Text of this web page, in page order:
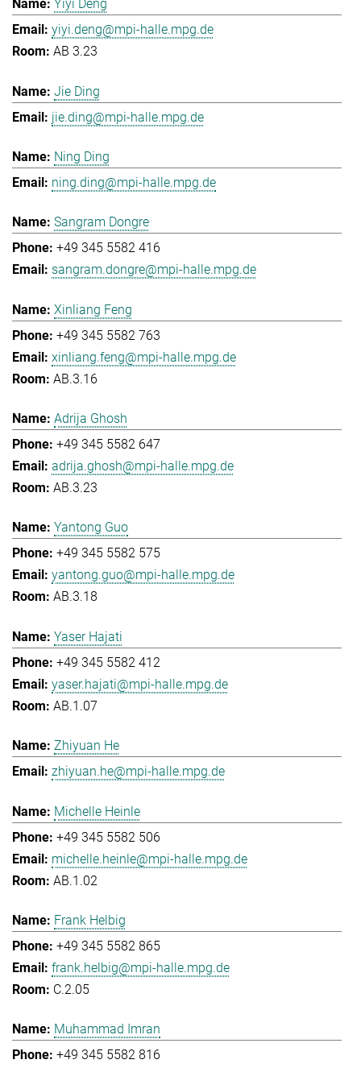
Yiyi Deng
yiyi.deng@mpi-halle.mpg.de
AB 3.23
Jie Ding
jie.ding@mpi-halle.mpg.de
Ning Ding
ning.ding@mpi-halle.mpg.de
Sangram Dongre
+49 345 5582 416
sangram.dongre@mpi-halle.mpg.de
Xinliang Feng
+49 345 5582 763
xinliang.feng@mpi-halle.mpg.de
AB.3.16
Adrija Ghosh
+49 345 5582 647
adrija.ghosh@mpi-halle.mpg.de
AB.3.23
Yantong Guo
+49 345 5582 575
yantong.guo@mpi-halle.mpg.de
AB.3.18
Yaser Hajati
+49 345 5582 412
yaser.hajati@mpi-halle.mpg.de
AB.1.07
Zhiyuan He
zhiyuan.he@mpi-halle.mpg.de
Michelle Heinle
+49 345 5582 506
michelle.heinle@mpi-halle.mpg.de
AB.1.02
Frank Helbig
+49 345 5582 865
frank.helbig@mpi-halle.mpg.de
C.2.05
Muhammad Imran
+49 345 5582 816